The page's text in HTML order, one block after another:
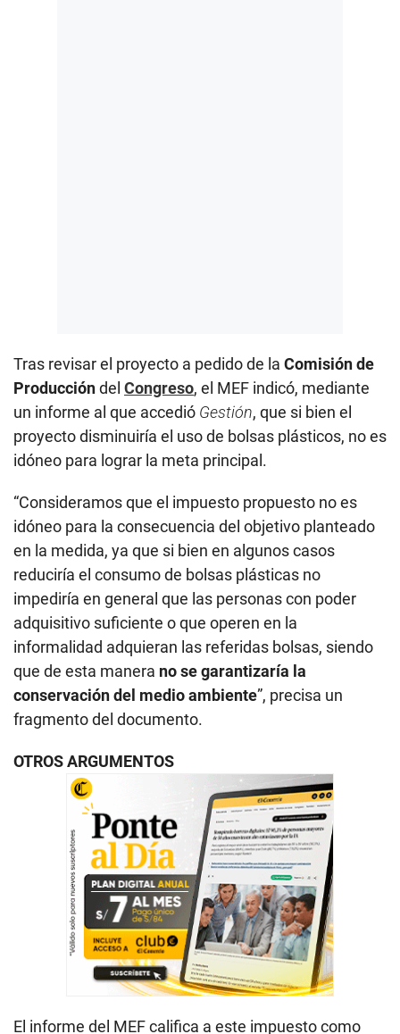
Tras revisar el proyecto a pedido de la Comisión de
Produccióndel Congreso, el MEF indicó, mediante
un informe al que accedió Gestión, que si bien el
proyecto disminuiría el uso de bolsas plásticos, no es
idóneo para lograr la meta principal.
“Consideramos que el impuesto propuesto no es
idóneo para la consecuencia del objetivo planteado
en la medida, ya que si bien en algunos casos
reduciría el consumo de bolsas plásticas no
impediría en general que las personas con poder
adquisitivo suficiente o que operen en la
informalidad adquieran las referidas bolsas, siendo
que de esta manera no se garantizaría la
conservación del medio ambiente”, precisa un
fragmento del documento.
OTROS ARGUMENTOS
El informe del MEF califica a este impuesto como